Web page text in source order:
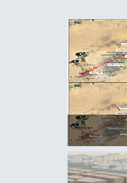
كفاءة عالية
أنها تعتبر
ويتميز بمعدل